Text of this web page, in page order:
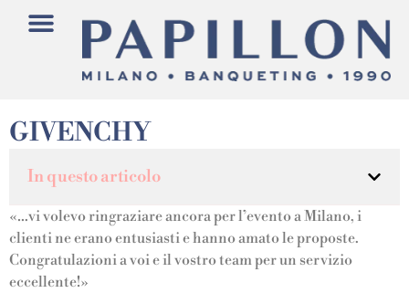
GIVENCHY
In questo articolo
«…vi volevo ringraziare ancora per l’evento a Milano, i
clienti ne erano entusiasti e hanno amato le proposte.
Congratulazioni a voi e il vostro team per un servizio
eccellente!»